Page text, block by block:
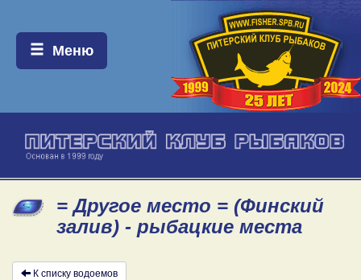
Меню:
Меню
= Другое место = (Финский
залив) - рыбацкие места
К списку водоемов